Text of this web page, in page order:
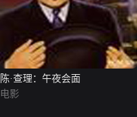
陈·查理：午夜会面
电影